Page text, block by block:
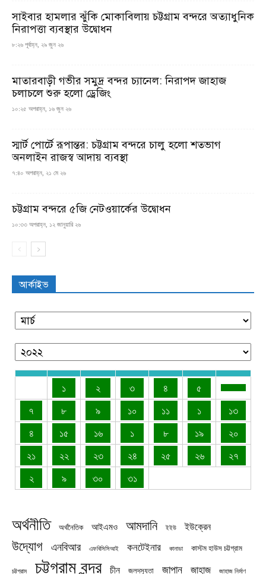
সাইবার হামলার ঝুঁকি মোকাবিলায় চট্টগ্রাম বন্দরে অত্যাধুনিক
নিরাপত্তা ব্যবস্থার উদ্বোধন
৮:২৬ পূর্বাহ্ন, ২৯ জুন ২৬
মাতারবাড়ী গভীর সমুদ্র বন্দর চ্যানেল: নিরাপদ জাহাজ
চলাচলে শুরু হলো ড্রেজিং
১০:২৫ অপরাহ্ন, ১৬ জুন ২৬
স্মার্ট পোর্টে রূপান্তর: চট্টগ্রাম বন্দরে চালু হলো শতভাগ
অনলাইন রাজস্ব আদায় ব্যবস্থা
৭:৪০ অপরাহ্ন, ২১ মে ২৬
চট্টগ্রাম বন্দরে ৫জি নেটওয়ার্কের উদ্বোধন
১০:৩৩ অপরাহ্ন, ১২ জানুয়ারি ২৬
আর্কাইভ
১ ২ ৩ ৪
৫
৭
৮ ৯ ১০ ১১ ১
১৩
৪
১৫ ১৬ ১ ৮ ১৯
২০
২১
২২ ২৩ ২৪ ২৫ ২৬
২৭
২
৯ ৩০ ৩১
অর্থনীতি অর্থনৈতিক আইএমও আমদানি ইইউ ইউক্রেন
উদ্যোগ এনবিআর এফবিসিসিআই কনটেইনার কানাডা কাস্টম হাউস চট্টগ্রাম
চট্টগ্রাম চট্টগ্রাম বন্দর চীন জলদস্যুতা জাপান জাহাজ জাহাজ নির্মাণ